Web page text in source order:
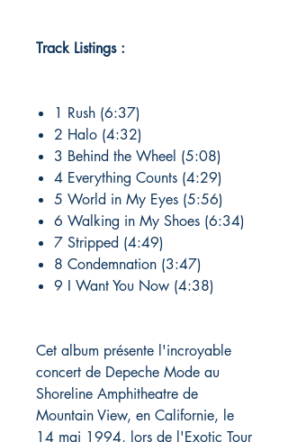
Track Listings :
1 Rush (6:37)
2 Halo (4:32)
3 Behind the Wheel (5:08)
4 Everything Counts (4:29)
5 World in My Eyes (5:56)
6 Walking in My Shoes (6:34)
7 Stripped (4:49)
8 Condemnation (3:47)
9 I Want You Now (4:38)
Cet album présente l'incroyable
concert de Depeche Mode au
Shoreline Amphitheatre de
Mountain View, en Californie, le
14 mai 1994, lors de l'Exotic Tour